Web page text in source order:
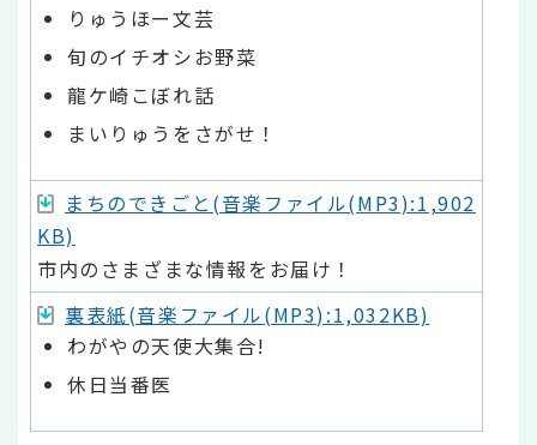
りゅうほー文芸
旬のイチオシお野菜
龍ケ崎こぼれ話
まいりゅうをさがせ！
まちのできごと(音楽ファイル(MP3):1,902
KB)
市内のさまざまな情報をお届け！
裏表紙(音楽ファイル(MP3):1,032KB)
わがやの天使大集合!
休日当番医